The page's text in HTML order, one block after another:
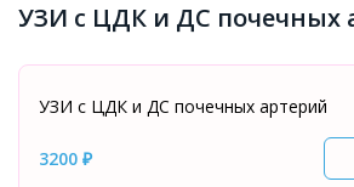
УЗИ с ЦДК и ДС почечных
УЗИ с ЦДК и ДС почечных артерий
3200 ₽